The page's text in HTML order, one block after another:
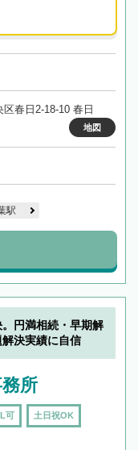
春日2-18-10 春日
地図
駅
円満相続・早期解
決実績に自信
所
可 土日祝OK